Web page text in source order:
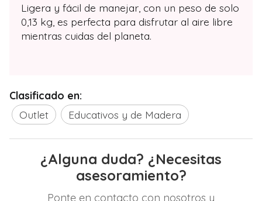
Ligera y fácil de manejar, con un peso de solo
0,13 kg, es perfecta para disfrutar al aire libre
mientras cuidas del planeta.
Clasificado en:
Outlet
Educativos y de Madera
¿Alguna duda? ¿Necesitas
asesoramiento?
Ponte en contacto con nosotros y